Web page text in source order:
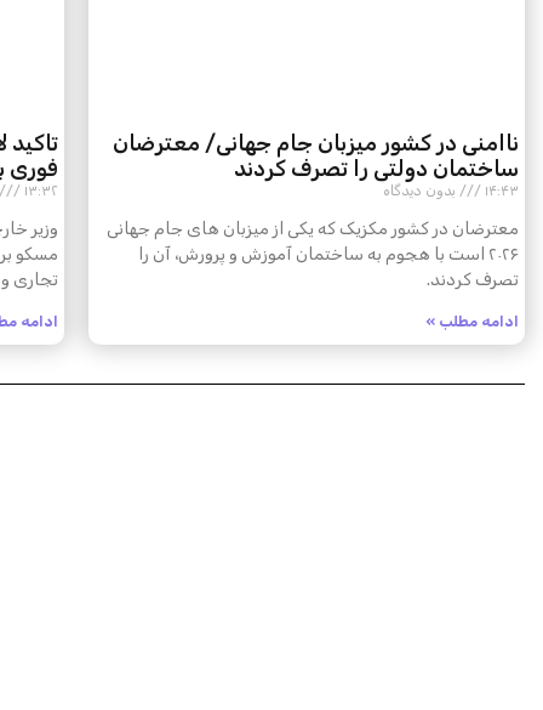
ناامنی در کشور میزبان جام جهانی/ معترضان
ساختمان دولتی را تصرف کردند
۱۴:۴۳ بدون دیدگاه
معترضان در کشور مکزیک که یکی از میزبان های جام جهانی
۲۰۲۶ است با هجوم به ساختمان آموزش و پرورش، آن را
تصرف کردند.
ادامه مطلب »
تاکید
فوری
۱۳:۳۲
وزیر
مسکو
تجاری و
ادامه